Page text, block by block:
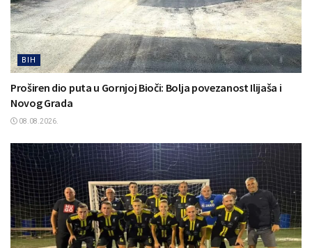
BIH
Proširen dio puta u Gornjoj Bioči: Bolja povezanost Ilijaša i
Novog Grada
08.08.2026.